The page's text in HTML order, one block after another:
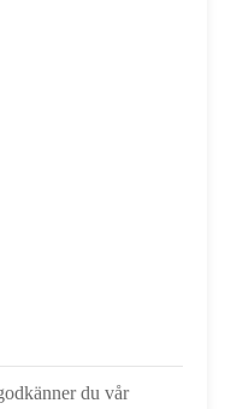
du vår